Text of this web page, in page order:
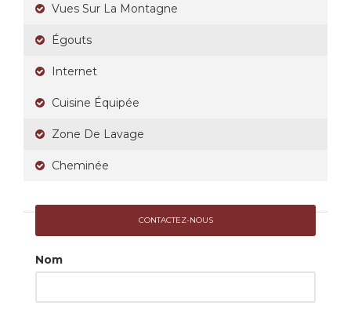
Vues Sur La Montagne
Égouts
Internet
Cuisine Équipée
Zone De Lavage
Cheminée
CONTACTEZ-NOUS
Nom